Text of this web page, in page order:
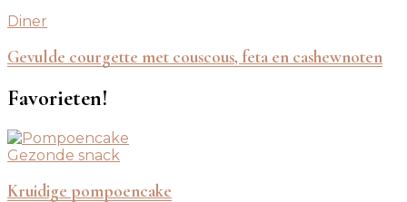
Diner
Gevulde courgette met couscous, feta en cashewnoten
Favorieten!
Gezonde snack
Kruidige pompoencake